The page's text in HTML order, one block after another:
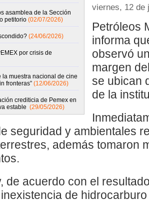
asamblea de la Sección
petitorio (02/07/2026)
(24/06/2026)
por crisis de
la muestra nacional de cine
fronteras” (12/06/2026)
crediticia de Pemex en
estable (29/05/2026)
viernes, 12 de
Petróleos
informa
observó
margen
se ubican
de la
seguridad y ambientales
además tomaron
de acuerdo con el
de